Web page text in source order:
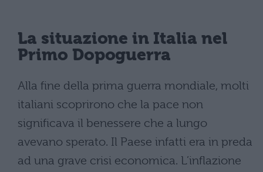
La situazione in Italia nel
Primo Dopoguerra
Alla fine della prima guerra mondiale, molti
italiani scoprirono che la pace non
significava il benessere che a lungo
avevano sperato. Il Paese infatti era in preda
ad una grave crisi economica. L’inflazione